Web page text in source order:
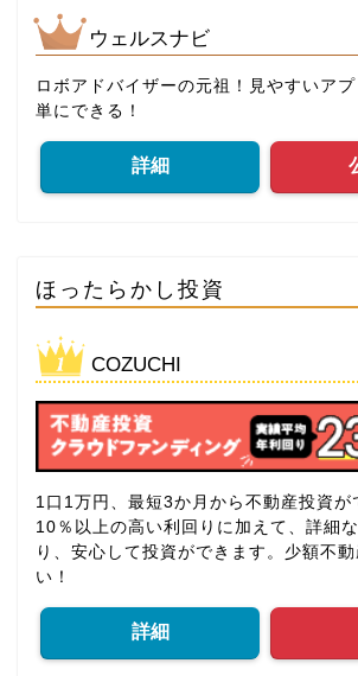
ウェルスナビ
ロボアドバイザーの元祖！見やすいア
単にできる！
詳細
ほったらかし投資
COZUCHI
1口1万円、最短3か月から不動産投資が
10％以上の高い利回りに加えて、詳細
り、安心して投資ができます。少額不
い！
詳細